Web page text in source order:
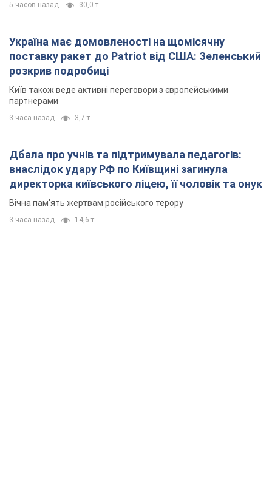
5 часов назад 30,0 т.
Україна має домовленості на щомісячну
поставку ракет до Patriot від США: Зеленський
розкрив подробиці
Київ також веде активні переговори з європейськими
партнерами
3 часа назад 3,7 т.
Дбала про учнів та підтримувала педагогів:
внаслідок удару РФ по Київщині загинула
директорка київського ліцею, її чоловік та онук
Вічна пам'ять жертвам російського терору
3 часа назад 14,6 т.